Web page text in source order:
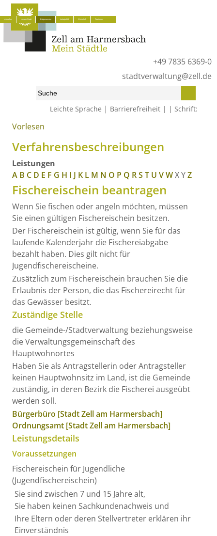
+49 7835 6369-0
stadtverwaltung@zell.de
Leichte Sprache | Barrierefreiheit Schrift:
Aktuelles Unsere Stadt Bürgerservice Lokalpolitik Wirtschaft Tourismus
Start» Bürgerservice »
Vorlesen
Verfahrensbeschreibungen
Leistungen
A B C D E F G H I J K L M N O P Q RS T U VWXYZ
Fischereischein beantragen
Wenn Sie fischen oder angeln möchten, müssen
Sie einen gültigen Fischereischein besitzen.
Der Fischereischein ist gültig, wenn Sie für das
laufende Kalenderjahr die Fischereiabgabe
bezahlt haben. Dies gilt nicht für
Jugendfischereischeine.
Zusätzlich zum Fischereischein brauchen Sie die
Erlaubnis der Person, die das Fischereirecht für
das Gewässer besitzt.
Zuständige Stelle
die Gemeinde-/Stadtverwaltung beziehungsweise
die Verwaltungsgemeinschaft des
Hauptwohnortes
Haben Sie als Antragstellerin oder Antragsteller
keinen Hauptwohnsitz im Land, ist die Gemeinde
zuständig, in deren Bezirk die Fischerei ausgeübt
werden soll.
Bürgerbüro [Stadt Zell am Harmersbach]
Ordnungsamt [Stadt Zell am Harmersbach]
Leistungsdetails
Voraussetzungen
Fischereischein für Jugendliche
(Jugendfischereischein)
Sie sind zwischen 7 und 15 Jahre alt,
Sie haben keinen Sachkundenachweis und
Ihre Eltern oder deren Stellvertreter erklären ihr
Einverständnis